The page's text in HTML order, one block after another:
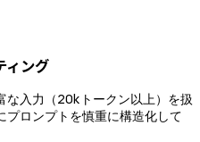
ィング
な入力（20kトークン以上）を扱
プロンプトを慎重に構造化して